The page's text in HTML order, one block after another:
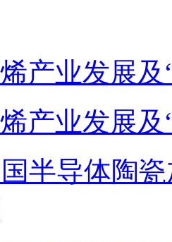
产业发展
产业发展及
半导体陶